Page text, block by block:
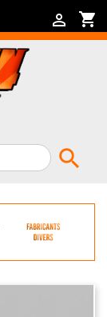
shopping_cart

